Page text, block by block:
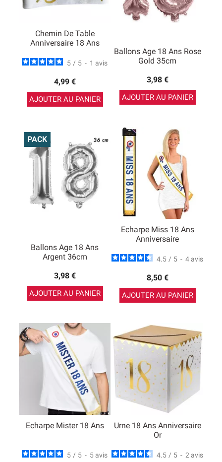
Chemin De Table
Anniversaire 18 Ans
5 / 5 - 1 avis
4,99 €
AJOUTER AU PANIER
Ballons Age 18 Ans Rose
Gold 35cm
3,98 €
AJOUTER AU PANIER
Ballons Age 18 Ans
Argent 36cm
3,98 €
AJOUTER AU PANIER
PACK
Echarpe Miss 18 Ans
Anniversaire
4.5 / 5 - 4 avis
8,50 €
AJOUTER AU PANIER
Echarpe Mister 18 Ans
5 / 5 - 5 avis
Urne 18 Ans Anniversaire
Or
4.5 / 5 - 2 avis